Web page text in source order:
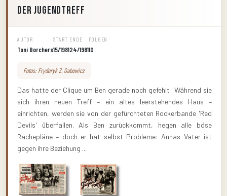
Der Jugendtreff
AUTOR
Toni Borchers
START
15/1981
ENDE
24/1981
FOLGEN
10
Fotos: Fryderyk Z. Gabowicz
Das hatte der Clique um Ben gerade noch gefehlt: Während sie
sich ihren neuen Treff – ein altes leerstehendes Haus –
einrichten, werden sie von der gefürchteten Rockerbande 'Red
Devils' überfallen. Als Ben zurückkommt, hegen alle böse
Rachepläne – doch er hat selbst Probleme: Annas Vater ist
gegen ihre Beziehung ...